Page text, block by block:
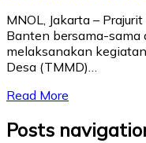
MNOL, Jakarta –
Banten bersama-sama
melaksanakan
Desa (TMMD)…
Read More
Posts